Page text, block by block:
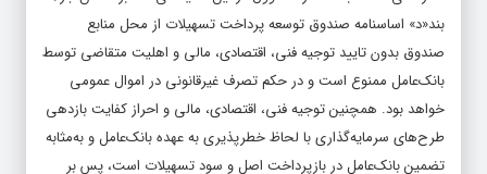
بند‌«د» اساسنامه صندوق توسعه پرداخت تسهیلات از محل منابع
صندوق بدون تایید توجیه فنی، اقتصادی، مالی و اهلیت متقاضی توسط
بانک‌عامل ممنوع است و در حکم تصرف غیرقانونی در اموال عمومی
خواهد بود. همچنین توجیه فنی، اقتصادی، مالی و احراز کفایت بازدهی
طرح‌های سرمایه‌گذاری با لحاظ خطرپذیری به عهده بانک‌عامل و به‌مثابه
تضمین بانک‌عامل در بازپرداخت اصل و سود تسهیلات است، پس بر